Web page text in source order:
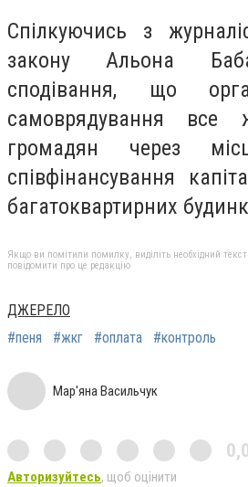
Спілкуючись з
закону Альона
сподівання, що
самоврядування все
громадян через
співфінансування
багатоквартирних
Якщо ви помітили помилку, виділіть необхідний
повідомити про це редакцію
ДЖЕРЕЛО
#пеня
#жкг #оплата #контроль
Мар'яна Васильчук
Авторизуйтесь, щоб оцінити